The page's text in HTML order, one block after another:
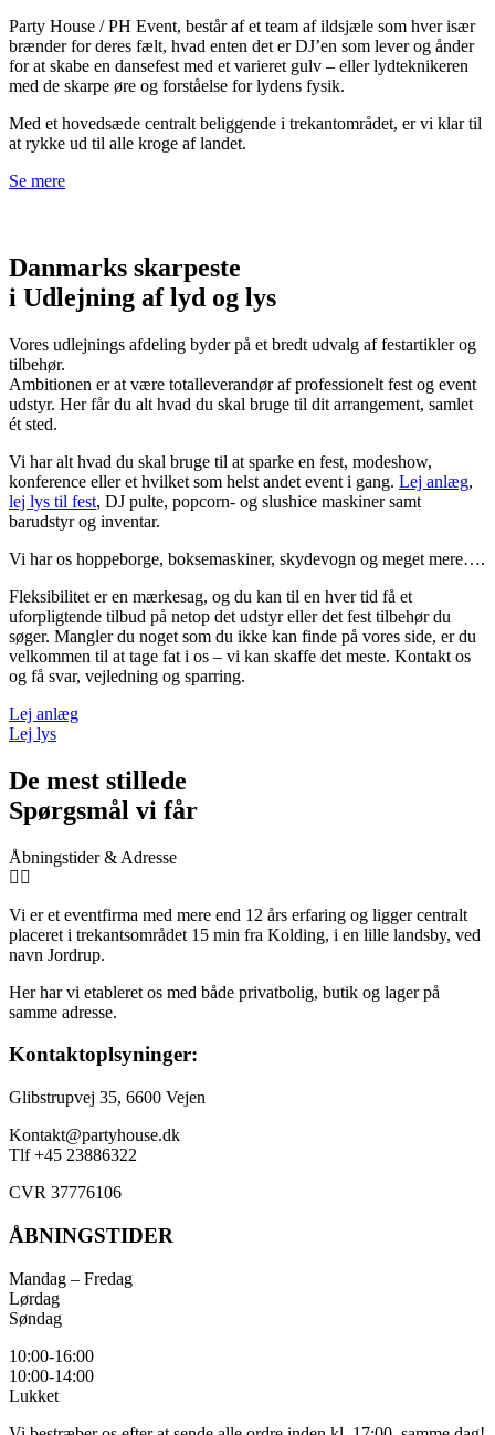
Party House / PH Event, består af et team af ildsjæle som hver især
brænder for deres fælt, hvad enten det er DJ’en som lever og ånder
for at skabe en dansefest med et varieret gulv – eller lydteknikeren
med de skarpe øre og forståelse for lydens fysik.
Med et hovedsæde centralt beliggende i trekantområdet, er vi klar til
at rykke ud til alle kroge af landet.
Se mere
Danmarks skarpeste
i Udlejning af lyd og lys
Vores udlejnings afdeling byder på et bredt udvalg af festartikler og
tilbehør.
Ambitionen er at være totalleverandør af professionelt fest og event
udstyr. Her får du alt hvad du skal bruge til dit arrangement, samlet
ét sted.
Vi har alt hvad du skal bruge til at sparke en fest, modeshow,
konference eller et hvilket som helst andet event i gang. Lej anlæg,
lej lys til fest, DJ pulte, popcorn- og slushice maskiner samt
barudstyr og inventar.
Vi har os hoppeborge, boksemaskiner, skydevogn og meget mere….
Fleksibilitet er en mærkesag, og du kan til en hver tid få et
uforpligtende tilbud på netop det udstyr eller det fest tilbehør du
søger. Mangler du noget som du ikke kan finde på vores side, er du
velkommen til at tage fat i os – vi kan skaffe det meste. Kontakt os
og få svar, vejledning og sparring.
Lej anlæg
Lej lys
De mest stillede
Spørgsmål vi får
Åbningstider & Adresse
Vi er et eventfirma med mere end 12 års erfaring og ligger centralt
placeret i trekantsområdet 15 min fra Kolding, i en lille landsby, ved
navn Jordrup.
Her har vi etableret os med både privatbolig, butik og lager på
samme adresse.
Kontaktoplsyninger:
Glibstrupvej 35, 6600 Vejen
Kontakt@partyhouse.dk
Tlf +45 23886322
CVR 37776106
ÅBNINGSTIDER
Mandag – Fredag
Lørdag
Søndag
10:00-16:00
10:00-14:00
Lukket